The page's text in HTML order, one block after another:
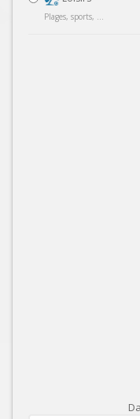
Plages, sports, ...